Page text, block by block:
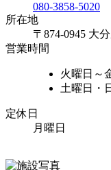
080-3858-5020
所在地
〒874-0945 大
営業時間
火曜日～
土曜日・
定休日
月曜日